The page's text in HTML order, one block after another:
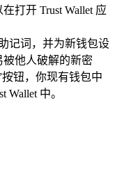
打开 Trust Wallet 应
记词，并为新钱包设
他人破解的新密
钮，你现有钱包中
Wallet 中。